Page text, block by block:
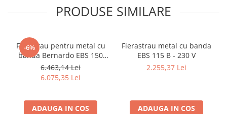
Placi de granit de suprafață
Prisma
Set unelte de masurare
metalelor
PRODUSE SIMILARE
-6%
Ferastrau pentru metal cu
banda Bernardo EBS 150
GC
6.463,14 Lei
6.075,35 Lei
ADAUGA IN COS
Fierastrau metal cu banda
EBS 115 B - 230 V
2.255,37 Lei
ADAUGA IN COS